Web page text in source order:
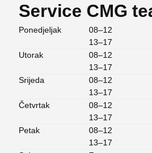
Service CMG
Ponedjeljak
08–12
13–17
Utorak
08–12
13–17
Srijeda
08–12
13–17
Četvrtak
08–12
13–17
Petak
08–12
13–17